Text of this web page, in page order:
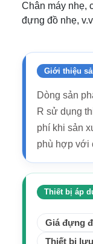
Chân máy nhẹ,
đựng đồ nhẹ,
Giới thiệu
Dòng sản
R sử dụng
phí khi sản
phù hợp với
Thiết bị áp
Giá đựng
Thiết bị